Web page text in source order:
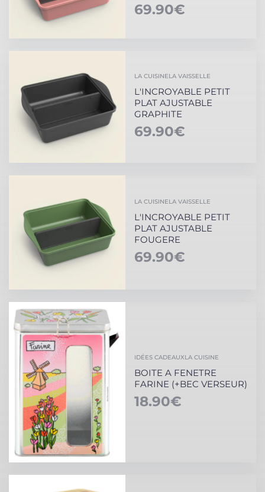
69.90€
LA CUISINELA VAISSELLE
L'INCROYABLE PETIT
PLAT AJUSTABLE
GRAPHITE
69.90€
LA CUISINELA VAISSELLE
L'INCROYABLE PETIT
PLAT AJUSTABLE
FOUGERE
69.90€
IDÉES CADEAUXLA CUISINE
BOITE A FENETRE
FARINE (+BEC VERSEUR)
18.90€